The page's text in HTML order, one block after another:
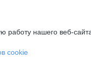
нашего веб-
cookie